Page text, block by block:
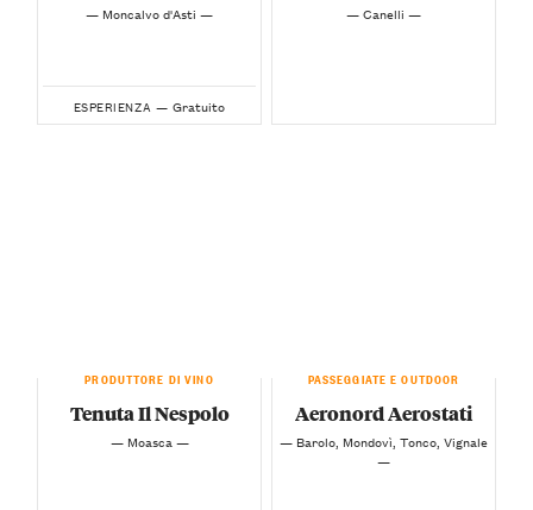
— Moncalvo d'Asti —
ESPERIENZA — Gratuito
— Canelli —
PRODUTTORE DI VINO
Tenuta Il Nespolo
— Moasca —
PASSEGGIATE E OUTDOOR
Aeronord Aerostati
— Barolo, Mondovì, Tonco, Vignale
—